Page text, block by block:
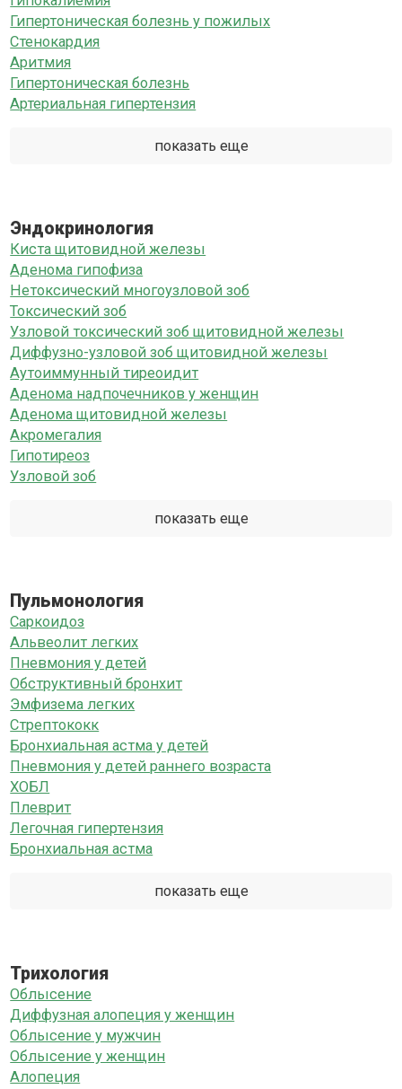
Гипертоническая болезнь у пожилых
Стенокардия
Аритмия
Гипертоническая болезнь
Артериальная гипертензия
показать еще
Эндокринология
Киста щитовидной железы
Аденома гипофиза
Нетоксический многоузловой зоб
Токсический зоб
Узловой токсический зоб щитовидной железы
Диффузно-узловой зоб щитовидной железы
Аутоиммунный тиреоидит
Аденома надпочечников у женщин
Аденома щитовидной железы
Акромегалия
Гипотиреоз
Узловой зоб
показать еще
Пульмонология
Саркоидоз
Альвеолит легких
Пневмония у детей
Обструктивный бронхит
Эмфизема легких
Стрептококк
Бронхиальная астма у детей
Пневмония у детей раннего возраста
ХОБЛ
Плеврит
Легочная гипертензия
Бронхиальная астма
показать еще
Трихология
Облысение
Диффузная алопеция у женщин
Облысение у мужчин
Облысение у женщин
Алопеция